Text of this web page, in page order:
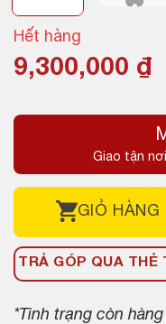
Hết hàng
9,300,000 ₫
Giao tận
GIỎ HÀNG
TRẢ GÓP QUA THẺ
*Tình trạng còn